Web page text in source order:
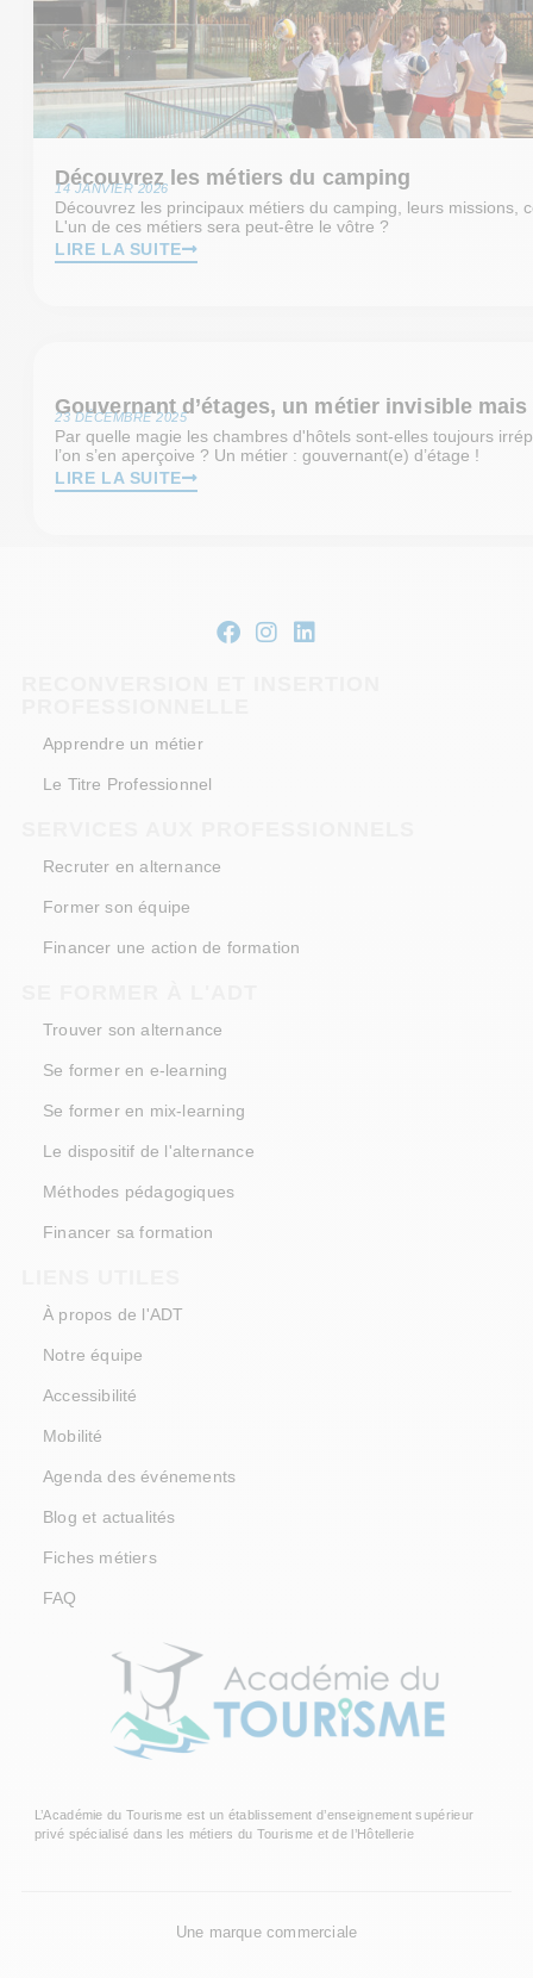
Découvrez les métiers du camping
14 JANVIER 2026
Découvrez les principaux métiers du camping, leurs missions,
L'un de ces métiers sera peut-être le vôtre ?
LIRE LA SUITE
Gouvernant d’étages, un métier invisible
23 DÉCEMBRE 2025
Par quelle magie les chambres d'hôtels sont-elles toujours
l’on s’en aperçoive ? Un métier : gouvernant(e) d’étage !
LIRE LA SUITE
Apprendre un métier
Le Titre Professionnel
Recruter en alternance
Former son équipe
Financer une action de formation
Trouver son alternance
Se former en e-learning
Se former en mix-learning
Le dispositif de l'alternance
Méthodes pédagogiques
Financer sa formation
À propos de l'ADT
Notre équipe
Accessibilité
Mobilité
Agenda des événements
Blog et actualités
Fiches métiers
FAQ
L’Académie du Tourisme est un établissement d’enseignement supérieur
privé spécialisé dans les métiers du Tourisme et de l’Hôtellerie
Une marque commerciale